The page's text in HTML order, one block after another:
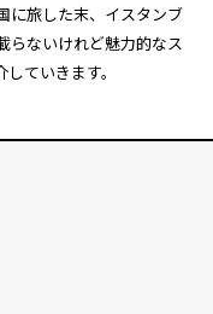
に旅した末、イスタンブ
らないけれど魅力的なス
ていきます。